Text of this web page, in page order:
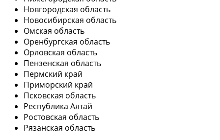
Новгородская область
Новосибирская область
Омская область
Оренбургская область
Орловская область
Пензенская область
Пермский край
Приморский край
Псковская область
Республика Алтай
Ростовская область
Рязанская область